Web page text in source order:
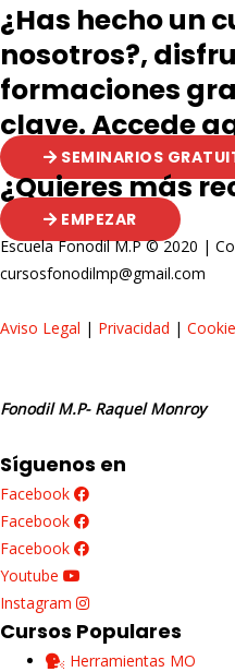
¿Has hecho un
nosotros?,
formaciones
clave. Accede
SEMINARIOS
¿Quieres más
EMPEZAR
Escuela Fonodil M.P © 2020 |
cursosfonodilmp@gmail.com
Aviso Legal | Privacidad |
Fonodil M.P- Raquel Monroy
Síguenos en
Facebook
Facebook
Facebook
Youtube
Instagram
Cursos Populares
Herramientas MO